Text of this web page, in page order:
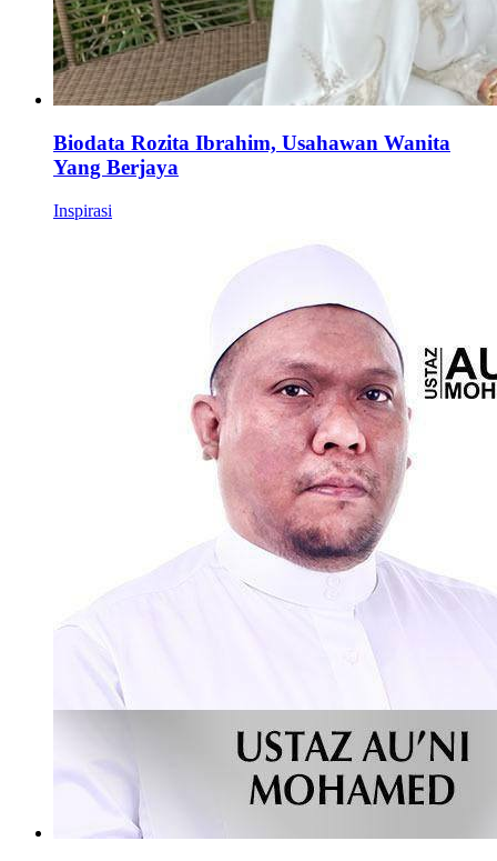
Biodata Rozita Ibrahim, Usahawan Wanita
Yang Berjaya
Inspirasi